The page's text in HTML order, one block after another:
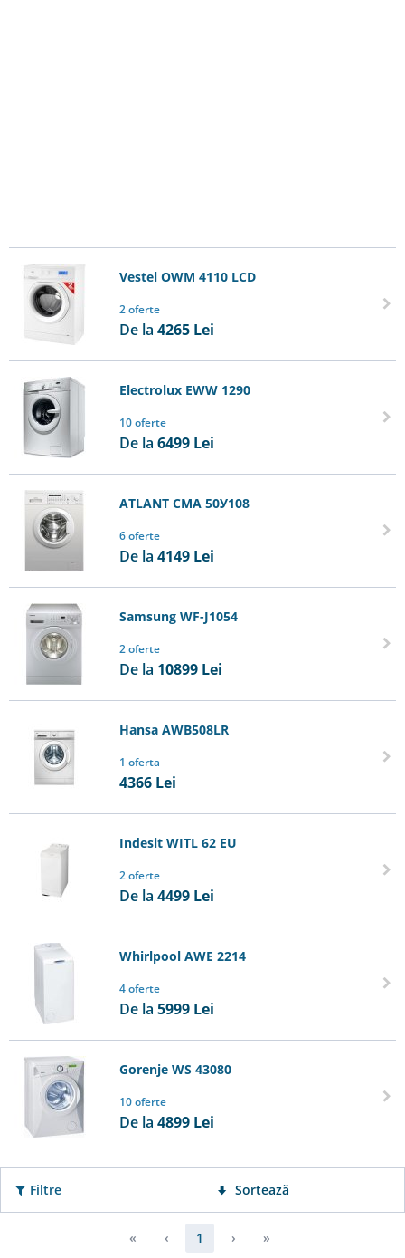
Vestel OWM 4110 LCD
2 oferte
De la 4265 Lei
Electrolux EWW 1290
10 oferte
De la 6499 Lei
ATLANT СМА 50У108
6 oferte
De la 4149 Lei
Samsung WF-J1054
2 oferte
De la 10899 Lei
Hansa AWB508LR
1 oferta
4366 Lei
Indesit WITL 62 EU
2 oferte
De la 4499 Lei
Whirlpool AWE 2214
4 oferte
De la 5999 Lei
Gorenje WS 43080
10 oferte
De la 4899 Lei
Filtre Sortează
« ‹ 1 › »